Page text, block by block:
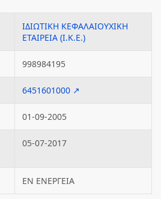
ΙΔΙΩΤΙΚΗ ΚΕΦΑΛΑΙΟΥΧΙΚΗ
ΕΤΑΙΡΕΙΑ (Ι.Κ.Ε.)
998984195
6451601000 ↗
01-09-2005
05-07-2017
ΕΝ ΕΝΕΡΓΕΙΑ